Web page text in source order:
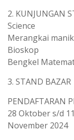
2. KUNJUNGAN
Science
Merangkai
Bioskop
Bengkel
3. STAND BAZAR
PENDAFTARAN
28 Oktober s/d 11
November 2024